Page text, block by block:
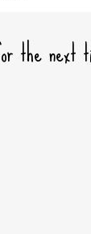
the next